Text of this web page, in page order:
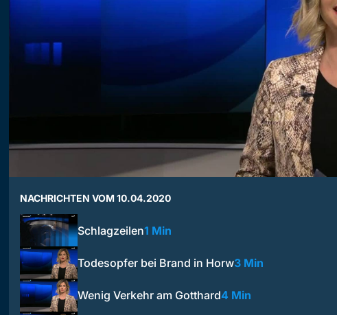
NACHRICHTEN VOM 10.04.2020
Schlagzeilen1 Min
Todesopfer bei Brand in Horw3 Min
Wenig Verkehr am Gotthard4 Min